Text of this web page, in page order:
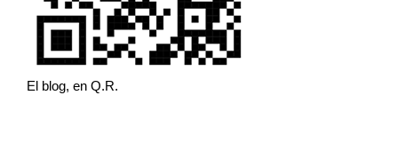
El blog, en Q.R.